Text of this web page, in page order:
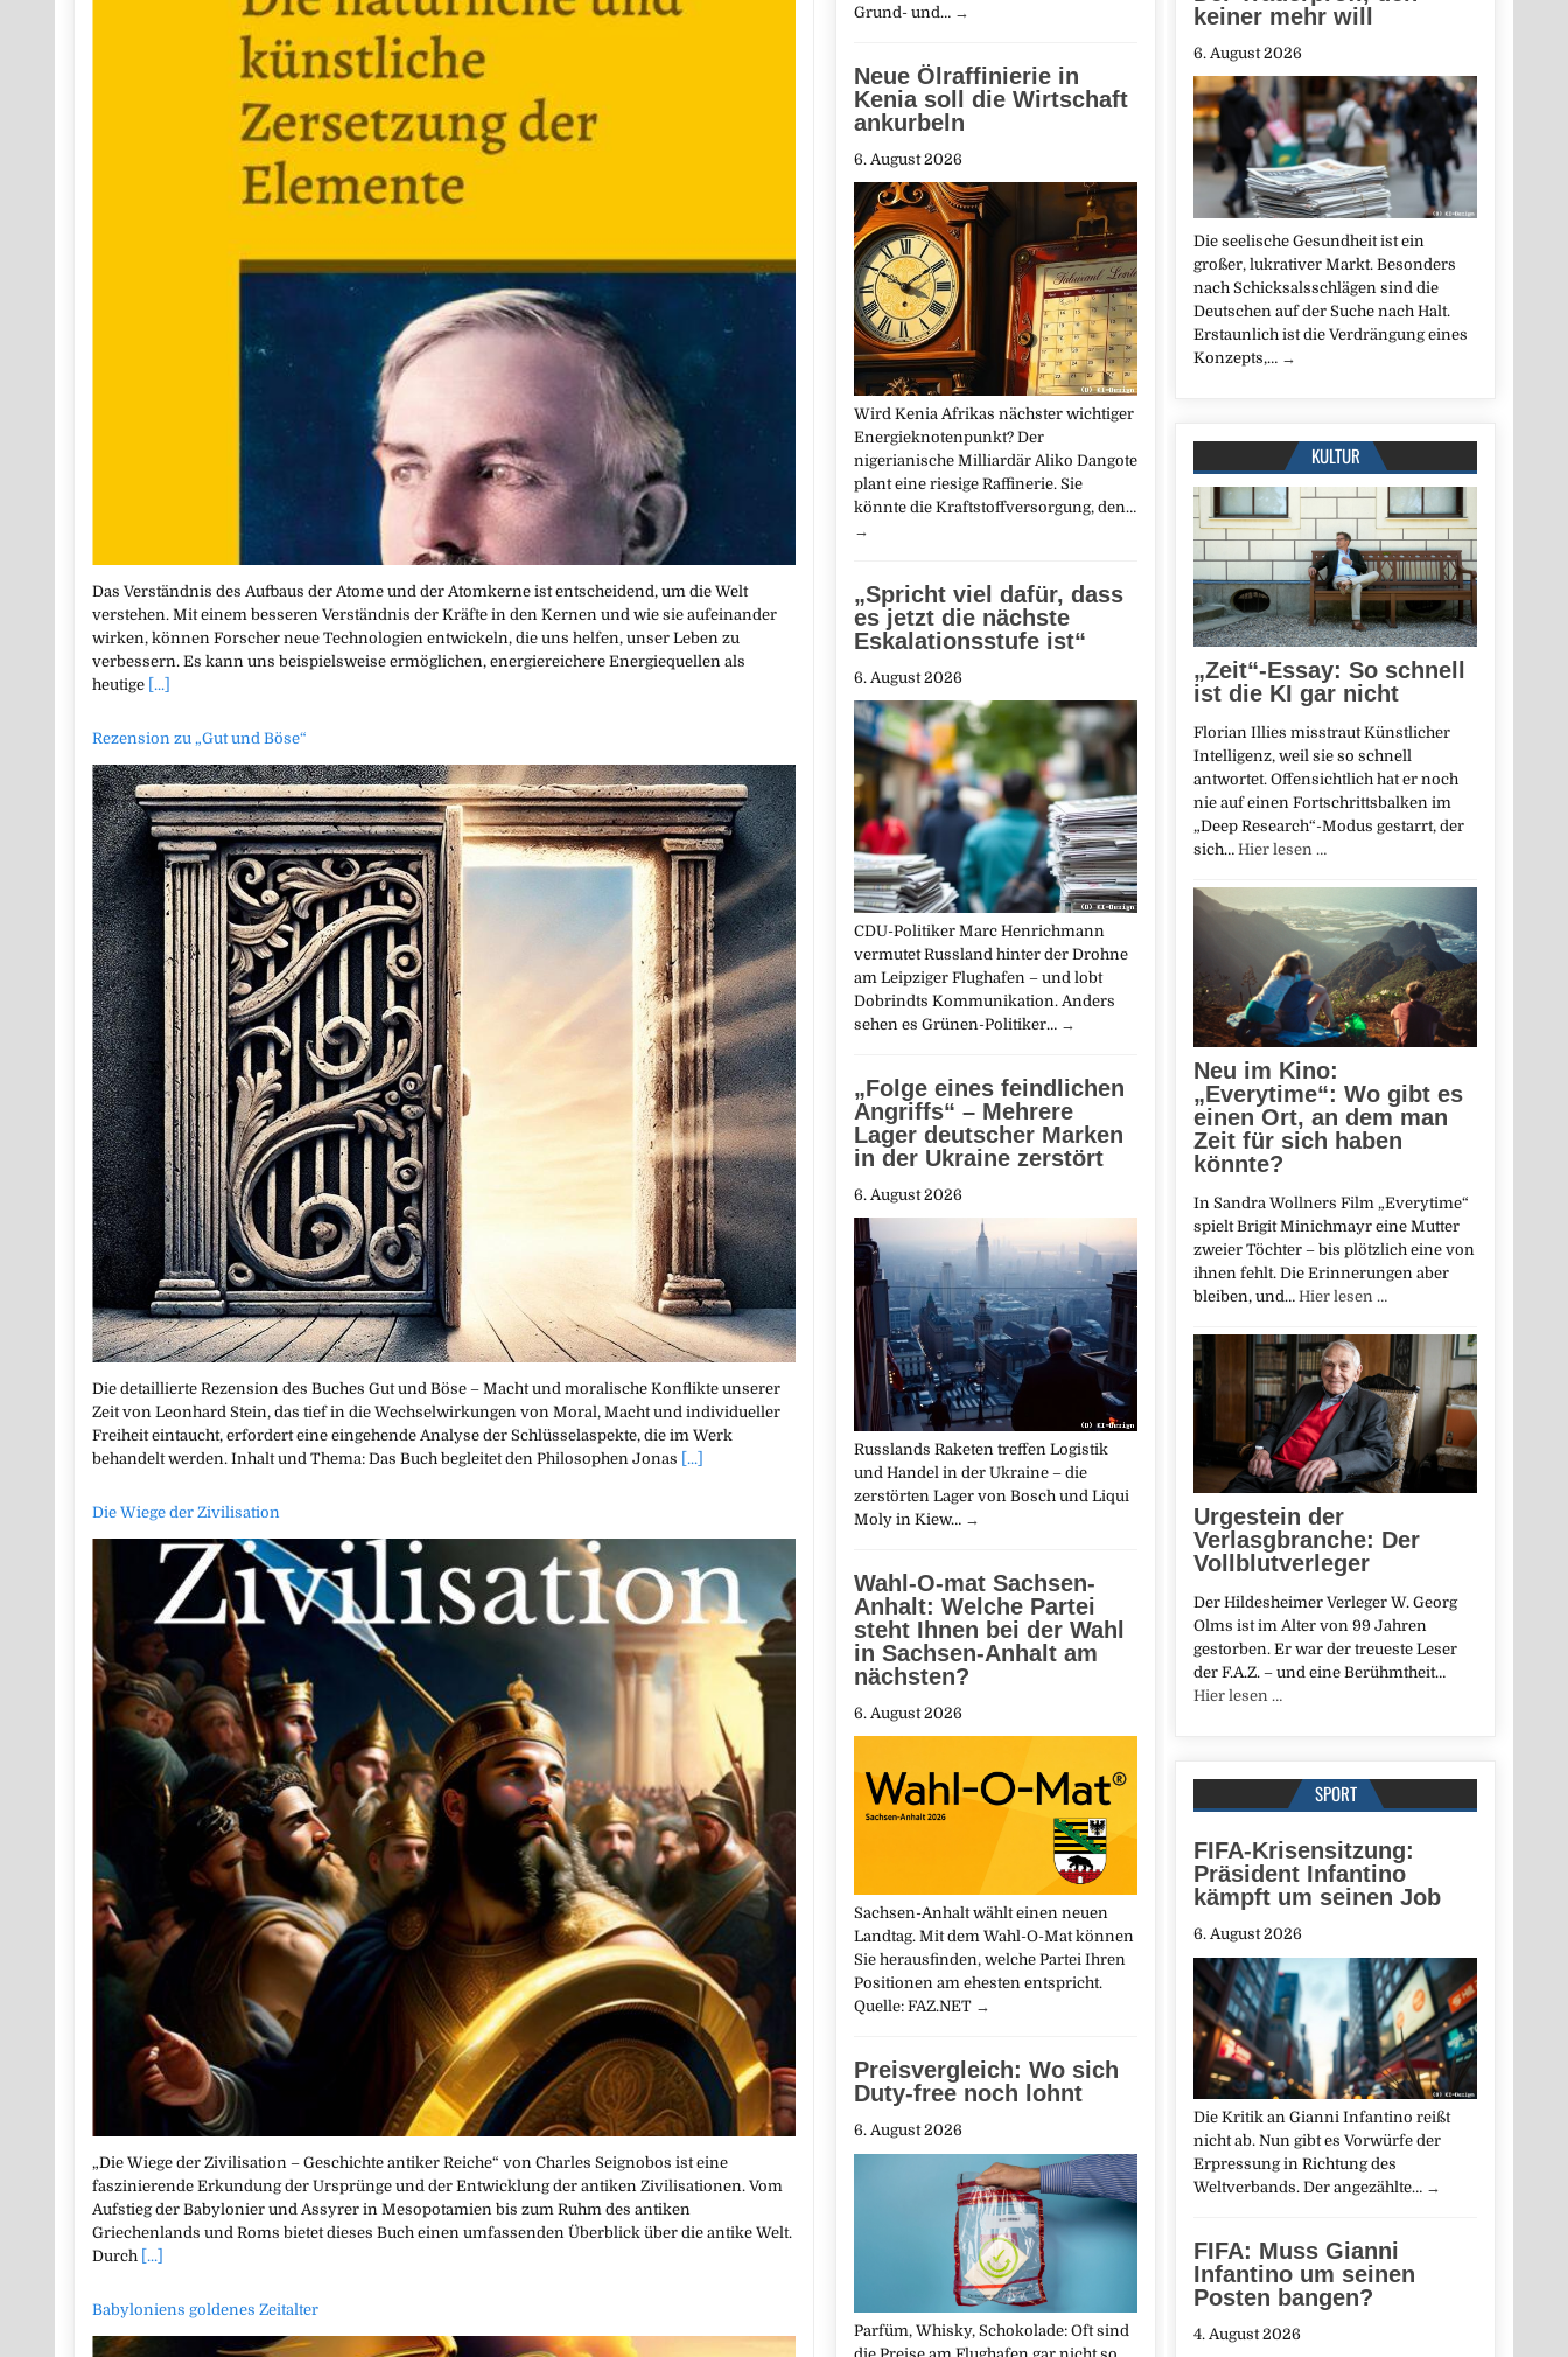
Das Verständnis des Aufbaus der Atome und der Atomkerne ist entscheidend, um die Welt
verstehen. Mit einem besseren Verständnis der Kräfte in den Kernen und wie sie aufeinander
wirken, können Forscher neue Technologien entwickeln, die uns helfen, unser Leben zu
verbessern. Es kann uns beispielsweise ermöglichen, energiereichere Energiequellen als
heutige [...]
Rezension zu „Gut und Böse“
Die detaillierte Rezension des Buches Gut und Böse – Macht und moralische Konflikte unserer
Zeit von Leonhard Stein, das tief in die Wechselwirkungen von Moral, Macht und individueller
Freiheit eintaucht, erfordert eine eingehende Analyse der Schlüsselaspekte, die im Werk
behandelt werden. Inhalt und Thema: Das Buch begleitet den Philosophen Jonas [...]
Die Wiege der Zivilisation
„Die Wiege der Zivilisation – Geschichte antiker Reiche“ von Charles Seignobos ist eine
faszinierende Erkundung der Ursprünge und der Entwicklung der antiken Zivilisationen. Vom
Aufstieg der Babylonier und Assyrer in Mesopotamien bis zum Ruhm des antiken
Griechenlands und Roms bietet dieses Buch einen umfassenden Überblick über die antike Welt.
Durch [...]
Babyloniens goldenes Zeitalter
keiner mehr will
6. August 2026
Die seelische Gesundheit ist ein
großer, lukrativer Markt. Besonders
nach Schicksalsschlägen sind die
Deutschen auf der Suche nach Halt.
Erstaunlich ist die Verdrängung eines
Konzepts,… →
KULTUR
„Zeit“-Essay: So schnell
ist die KI gar nicht
Florian Illies misstraut Künstlicher
Intelligenz, weil sie so schnell
antwortet. Offensichtlich hat er noch
nie auf einen Fortschrittsbalken im
„Deep Research“-Modus gestarrt, der
sich… Hier lesen …
Neu im Kino:
„Everytime“: Wo gibt es
einen Ort, an dem man
Zeit für sich haben
könnte?
In Sandra Wollners Film „Everytime“
spielt Brigit Minichmayr eine Mutter
zweier Töchter – bis plötzlich eine von
ihnen fehlt. Die Erinnerungen aber
bleiben, und… Hier lesen …
Urgestein der
Verlasgbranche: Der
Vollblutverleger
Der Hildesheimer Verleger W. Georg
Olms ist im Alter von 99 Jahren
gestorben. Er war der treueste Leser
der F.A.Z. – und eine Berühmtheit…
Hier lesen …
SPORT
FIFA-Krisensitzung:
Präsident Infantino
kämpft um seinen Job
6. August 2026
Die Kritik an Gianni Infantino reißt
nicht ab. Nun gibt es Vorwürfe der
Erpressung in Richtung des
Weltverbands. Der angezählte… →
FIFA: Muss Gianni
Infantino um seinen
Posten bangen?
4. August 2026
Grund- und… →
Neue Ölraffinierie in
Kenia soll die Wirtschaft
ankurbeln
6. August 2026
Wird Kenia Afrikas nächster wichtiger
Energieknotenpunkt? Der
nigerianische Milliardär Aliko Dangote
plant eine riesige Raffinerie. Sie
könnte die Kraftstoffversorgung, den…
→
„Spricht viel dafür, dass
es jetzt die nächste
Eskalationsstufe ist“
6. August 2026
CDU-Politiker Marc Henrichmann
vermutet Russland hinter der Drohne
am Leipziger Flughafen – und lobt
Dobrindts Kommunikation. Anders
sehen es Grünen-Politiker… →
„Folge eines feindlichen
Angriffs“ – Mehrere
Lager deutscher Marken
in der Ukraine zerstört
6. August 2026
Russlands Raketen treffen Logistik
und Handel in der Ukraine – die
zerstörten Lager von Bosch und Liqui
Moly in Kiew… →
Wahl-O-mat Sachsen-
Anhalt: Welche Partei
steht Ihnen bei der Wahl
in Sachsen-Anhalt am
nächsten?
6. August 2026
Sachsen-Anhalt wählt einen neuen
Landtag. Mit dem Wahl-O-Mat können
Sie herausfinden, welche Partei Ihren
Positionen am ehesten entspricht.
Quelle: FAZ.NET →
Preisvergleich: Wo sich
Duty-free noch lohnt
6. August 2026
Parfüm, Whisky, Schokolade: Oft sind